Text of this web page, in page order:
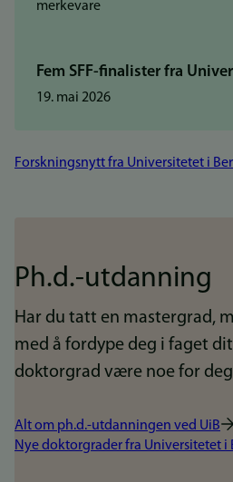
Fem SFF-finalister fra
19. mai 2026
Forskningsnytt fra Universitetet i
Ph.d.-utdanning
Har du tatt en mastergrad,
med å fordype deg i faget
doktorgrad være noe for
Alt om ph.d.-utdanningen ved UiB
Nye doktorgrader fra Universitetet i